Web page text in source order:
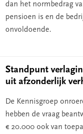
dan het normbedrag
pensioen is en de
onvoldoende.
Standpunt
uit afzonderlijk
De Kennisgroep
hebben de vraag
€ 20.000 ook van